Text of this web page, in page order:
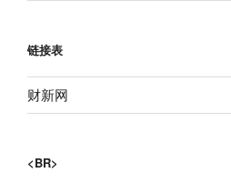
链接表
财新网
<BR>